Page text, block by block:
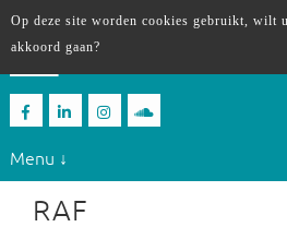
Menu ↓
RAF
Op deze site worden cookies gebruikt, wilt
akkoord gaan?